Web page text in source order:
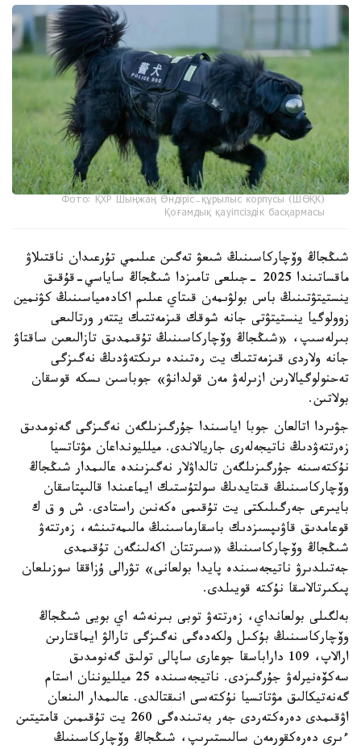
Фото: ҚХР Шыңжаң Өндіріс-құрылыс корпусы (ШӨҚК)
Қоғамдық қауіпсіздік басқармасы
شىڭجاڭ وۆچاركاسىنىڭ شىعۋ تەگىن عىلىمي تۇرعىدان ناقتىلاۋ
ماقساتىندا 2025 -جىلعى تامىزدا شىڭجاڭ ساياسي-قۇقىق
ينستيتۋتىنىڭ باس بولۋىمەن قىتاي عىلىم اكادەمياسىنىڭ كۋنمين
زوولوگيا ينستيتۋتى جانە شوقك قىزمەتتىك يتتەر ورتالىعى
بىرلەسىپ، «شىڭجاڭ وۆچاركاسىنىڭ تۇقىمدىق تازالىعىن ساقتاۋ
جانە ولاردى قىزمەتتىك يت رەتىندە ىرىكتەۋدىڭ نەگىزگى
تەحنولوگيالارىن ازىرلەۋ مەن قولدانۋ» جوباسىن ىسكە قوسقان
بولاتىن.
جۋىردا اتالعان جوبا اياسىندا جۇرگىزىلگەن نەگىزگى گەنومدىق
زەرتتەۋدىڭ ناتيجەلەرى جاريالاندى. ميلليونداعان مۋتاتسيا
نۇكتەسىنە جۇرگىزىلگەن تالداۋلار نەگىزىندە عالىمدار شىڭجاڭ
وۆچاركاسىنىڭ قىتايدىڭ سولتۇستىك ايماعىندا قالىپتاسقان
بايىرعى جەرگىلىكتى يت تۇقىمى ەكەنىن راستادى. ش و ق ك
قوعامدىق قاۋىپسىزدىك باسقارماسىنىڭ مالىمەتىنشە، زەرتتەۋ
شىڭجاڭ وۆچاركاسىنىڭ «سىرتتان اكەلىنگەن تۇقىمدى
جەتىلدىرۋ ناتيجەسىندە پايدا بولعانى» تۋرالى ۇزاققا سوزىلعان
پىكىرتالاسقا نۇكتە قويىلدى.
بەلگىلى بولعانداي، زەرتتەۋ توبى بىرنەشە اي بويى شىڭجاڭ
وۆچاركاسىنىڭ بۇكىل ولكەدەگى نەگىزگى تارالۋ ايماقتارىن
ارالاپ، 109 داراباسقا جوعارى ساپالى تولىق گەنومدىق
سەكۆەنيرلەۋ جۇرگىزدى. ناتيجەسىندە 25 ميلليوننان استام
گەنەتيكالىق مۋتاتسيا نۇكتەسى انىقتالدى. عالىمدار الىنعان
اۋقىمدى دەرەكتەردى جەر بەتىندەگى 260 يت تۇقىمىن قامتيتىن
ءىرى دەرەكقورمەن سالىستىرىپ، شىڭجاڭ وۆچاركاسىنىڭ